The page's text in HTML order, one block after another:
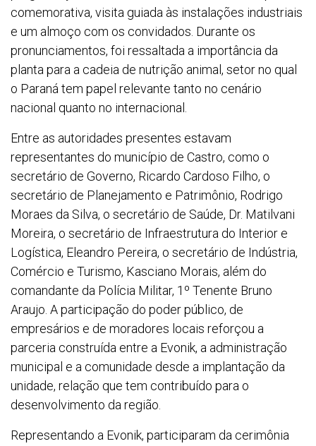
comemorativa, visita guiada às instalações industriais
e um almoço com os convidados. Durante os
pronunciamentos, foi ressaltada a importância da
planta para a cadeia de nutrição animal, setor no qual
o Paraná tem papel relevante tanto no cenário
nacional quanto no internacional.
Entre as autoridades presentes estavam
representantes do município de Castro, como o
secretário de Governo, Ricardo Cardoso Filho, o
secretário de Planejamento e Patrimônio, Rodrigo
Moraes da Silva, o secretário de Saúde, Dr. Matilvani
Moreira, o secretário de Infraestrutura do Interior e
Logística, Eleandro Pereira, o secretário de Indústria,
Comércio e Turismo, Kasciano Morais, além do
comandante da Polícia Militar, 1º Tenente Bruno
Araujo. A participação do poder público, de
empresários e de moradores locais reforçou a
parceria construída entre a Evonik, a administração
municipal e a comunidade desde a implantação da
unidade, relação que tem contribuído para o
desenvolvimento da região.
Representando a Evonik, participaram da cerimônia